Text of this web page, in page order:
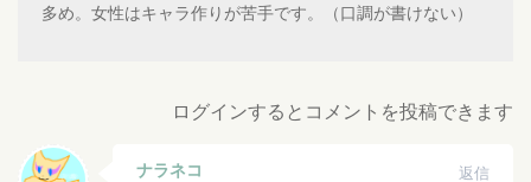
多め。女性はキャラ作りが苦手です。（口調が書けない）
ログインするとコメントを投稿できます
ナラネコ
返信